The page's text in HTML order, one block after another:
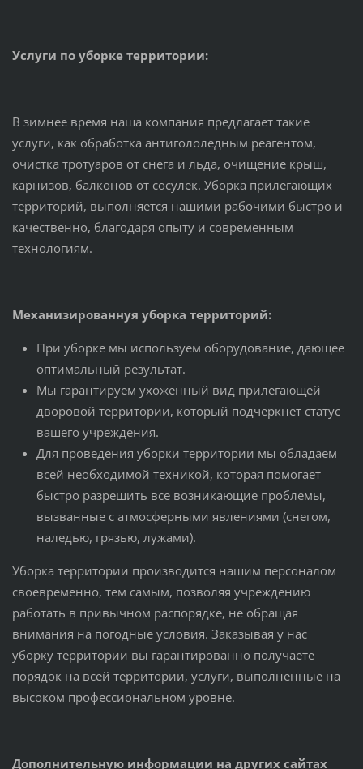
Услуги по уборке территории:
В зимнее время наша компания предлагает такие
услуги, как обработка антигололедным реагентом,
очистка тротуаров от снега и льда, очищение крыш,
карнизов, балконов от сосулек. Уборка прилегающих
территорий, выполняется нашими рабочими быстро и
качественно, благодаря опыту и современным
технологиям.
Механизированнуя уборка территорий:
При уборке мы используем оборудование, дающее
оптимальный результат.
Мы гарантируем ухоженный вид прилегающей
дворовой территории, который подчеркнет статус
вашего учреждения.
Для проведения уборки территории мы обладаем
всей необходимой техникой, которая помогает
быстро разрешить все возникающие проблемы,
вызванные с атмосферными явлениями (снегом,
наледью, грязью, лужами).
Уборка территории производится нашим персоналом
своевременно, тем самым, позволяя учреждению
работать в привычном распорядке, не обращая
внимания на погодные условия. Заказывая у нас
уборку территории вы гарантированно получаете
порядок на всей территории, услуги, выполненные на
высоком профессиональном уровне.
Дополнительную информации на других сайтах